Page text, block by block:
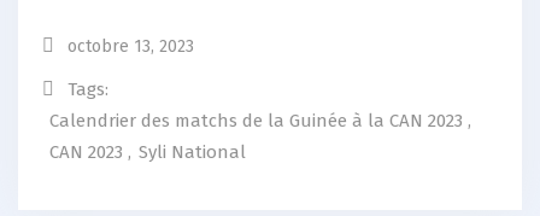
octobre 13, 2023
Tags:
Calendrier des matchs de la Guinée à la CAN 2023 ,
CAN 2023 , Syli National